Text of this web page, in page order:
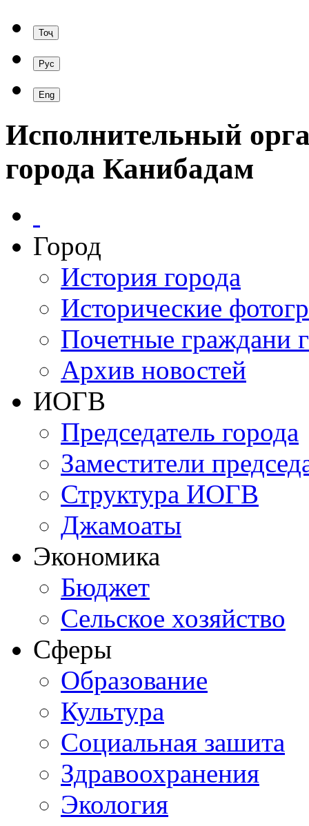
Исполнительный
города Канибадам
Город
История города
Исторические
Почетные граждани
Архив новостей
ИОГВ
Председатель города
Заместители
Структура ИОГВ
Джамоаты
Экономика
Бюджет
Сельское хозяйство
Сферы
Обрaзование
Культура
Социальная зашита
Здравоохранения
Экология